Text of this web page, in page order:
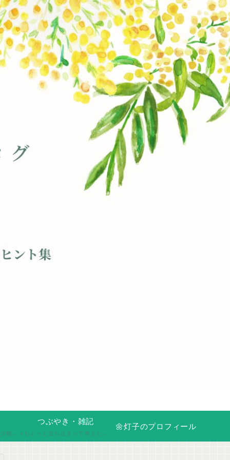
続けています。
つぶやき・雑記
ちょっと立ち止まって考えたこと、誰かに話すほどじゃないけど残しておきたい気持ち。うまく言葉にならない思いや、ふとした気づき、日々の思いをそのまま綴る場所です。ここでは、肩の力を抜いて、今の自分に正直になれます。
🌼灯子のプロフィール